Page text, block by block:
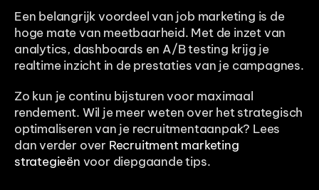
Een belangrijk voordeel van job marketing is de
hoge mate van meetbaarheid. Met de inzet van
analytics, dashboards en A/B testing krijg je
realtime inzicht in de prestaties van je campagnes.
Zo kun je continu bijsturen voor maximaal
rendement. Wil je meer weten over het strategisch
optimaliseren van je recruitmentaanpak? Lees
dan verder over Recruitment marketing
strategieën voor diepgaande tips.